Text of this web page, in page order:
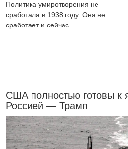
Политика умиротворения не
сработала в 1938 году. Она не
сработает и сейчас.
США полностью готовы к
Россией — Трамп